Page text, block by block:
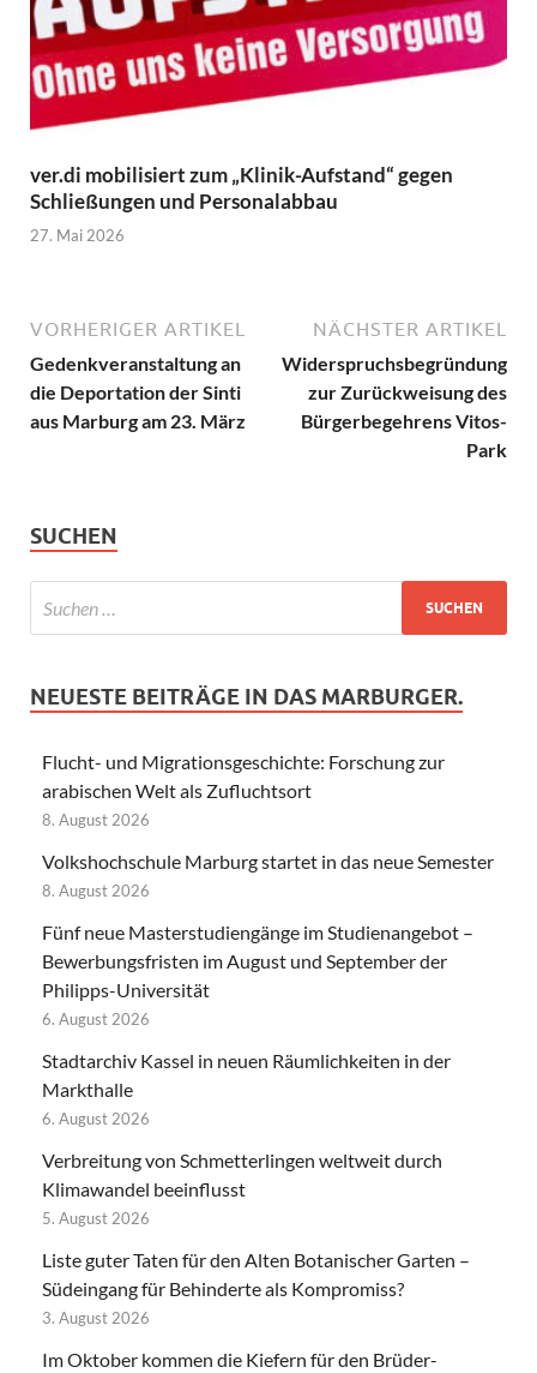
ver.di mobilisiert zum „Klinik-Aufstand“ gegen
Schließungen und Personalabbau
27. Mai 2026
VORHERIGER ARTIKEL
Gedenkveranstaltung an
die Deportation der Sinti
aus Marburg am 23. März
NÄCHSTER ARTIKEL
Widerspruchsbegründung
zur Zurückweisung des
Bürgerbegehrens Vitos-
Park
SUCHEN
NEUESTE BEITRÄGE IN DAS MARBURGER.
Flucht- und Migrationsgeschichte: Forschung zur
arabischen Welt als Zufluchtsort
8. August 2026
Volkshochschule Marburg startet in das neue Semester
8. August 2026
Fünf neue Masterstudiengänge im Studienangebot –
Bewerbungsfristen im August und September der
Philipps-Universität
6. August 2026
Stadtarchiv Kassel in neuen Räumlichkeiten in der
Markthalle
6. August 2026
Verbreitung von Schmetterlingen weltweit durch
Klimawandel beeinflusst
5. August 2026
Liste guter Taten für den Alten Botanischer Garten –
Südeingang für Behinderte als Kompromiss?
3. August 2026
Im Oktober kommen die Kiefern für den Brüder-